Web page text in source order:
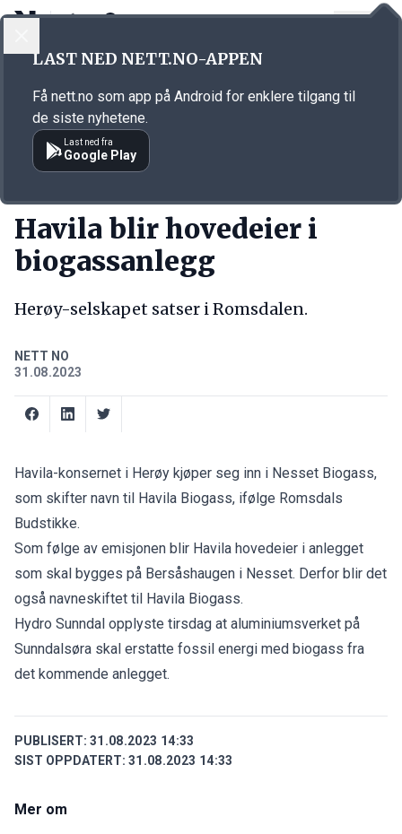
Annonsørinnhold
Havila blir hovedeier i
biogassanlegg
Herøy-selskapet satser i Romsdalen.
NETT NO
31.08.2023
Havila-konsernet i Herøy kjøper seg inn i Nesset Biogass,
som skifter navn til Havila Biogass, ifølge Romsdals
Budstikke.
Som følge av emisjonen blir Havila hovedeier i anlegget
som skal bygges på Bersåshaugen i Nesset. Derfor blir det
også navneskiftet til Havila Biogass.
Hydro Sunndal opplyste tirsdag at aluminiumsverket på
Sunndalsøra skal erstatte fossil energi med biogass fra
det kommende anlegget.
PUBLISERT: 31.08.2023 14:33
SIST OPPDATERT: 31.08.2023 14:33
Mer om
LAST NED NETT.NO-APPEN
Få nett.no som app på Android for enklere tilgang til
de siste nyhetene.
Last ned fra
Google Play